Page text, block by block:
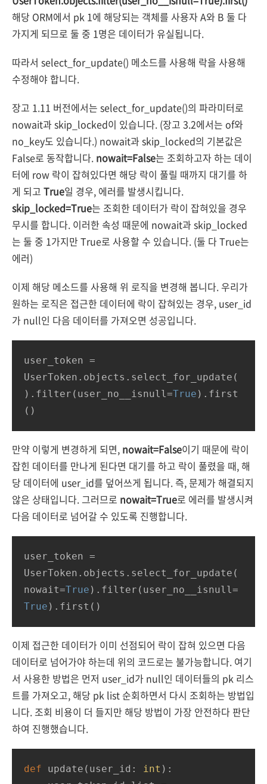
해당 ORM에서 pk 1에 해당되는 객체를 사용자 A와 B 둘 다
가지게 되므로 둘 중 1명은 데이터가 유실됩니다.
따라서 select_for_update() 메소드를 사용해 락을 사용해
수정해야 합니다.
장고 1.11 버전에서는 select_for_update()의 파라미터로
nowait과 skip_locked이 있습니다. (장고 3.2에서는 of와
no_key도 있습니다.) nowait과 skip_locked의 기본값은
False로 동작합니다. nowait=False는 조회하고자 하는 데이
터에 row 락이 잡혀있다면 해당 락이 풀릴 때까지 대기를 하
게 되고 True일 경우, 에러를 발생시킵니다.
skip_locked=True는 조회한 데이터가 락이 잡혀있을 경우
무시를 합니다. 이러한 속성 때문에 nowait과 skip_locked
는 둘 중 1가지만 True로 사용할 수 있습니다. (둘 다 True는
에러)
이제 해당 메소드를 사용해 위 로직을 변경해 봅니다. 우리가
원하는 로직은 접근한 데이터에 락이 잡혀있는 경우, user_id
가 null인 다음 데이터를 가져오면 성공입니다.
user_token =
UserToken.objects.select_for_update(
).filter(user_no__isnull=True ).first
()
만약 이렇게 변경하게 되면, nowait=False이기 때문에 락이
잡힌 데이터를 만나게 된다면 대기를 하고 락이 풀렸을 때, 해
당 데이터에 user_id를 덮어쓰게 됩니다. 즉, 문제가 해결되지
않은 상태입니다. 그러므로 nowait=True로 에러를 발생시켜
다음 데이터로 넘어갈 수 있도록 진행합니다.
user_token =
UserToken.objects.select_for_update(
nowait=True ).filter(user_no__isnull=
True ).first()
이제 접근한 데이터가 이미 선점되어 락이 잡혀 있으면 다음
데이터로 넘어가야 하는데 위의 코드로는 불가능합니다. 여기
서 사용한 방법은 먼저 user_id가 null인 데이터들의 pk 리스
트를 가져오고, 해당 pk list 순회하면서 다시 조회하는 방법입
니다. 조회 비용이 더 들지만 해당 방법이 가장 안전하다 판단
하여 진행했습니다.
def update ( user_id: int ):